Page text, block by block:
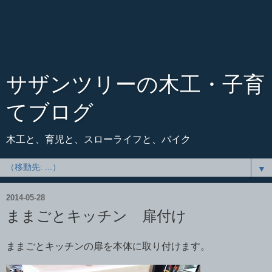
サザンツリーの木工・子育
てブログ
木工と、育児と、スローライフと、バイク
▼
2014-05-28
ままごとキッチン 扉付け
ままごとキッチンの扉を本体に取り付けます。